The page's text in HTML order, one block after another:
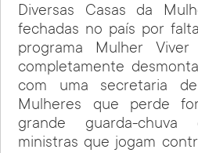
Diversas Casas da
fechadas no país por
programa Mulher
completamente
com uma secretaria
Mulheres que perde
grande guarda-chuva
ministras que jogam